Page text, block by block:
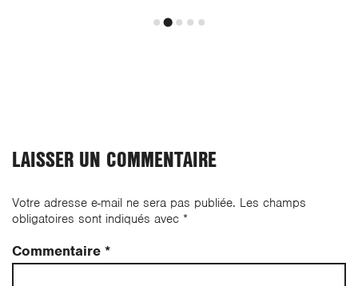
LAISSER UN COMMENTAIRE
Votre adresse e-mail ne sera pas publiée. Les champs
obligatoires sont indiqués avec *
Commentaire *